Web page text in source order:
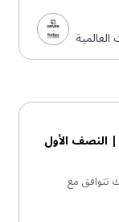
النصف الأول
تتوافق مع